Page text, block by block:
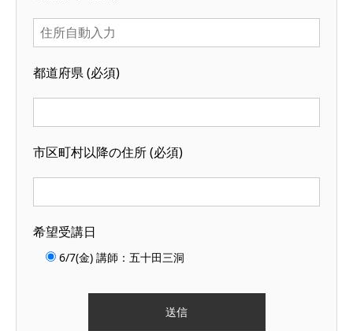
都道府県 (必須)
市区町村以降の住所 (必須)
希望受講日
6/7(金) 講師：五十田三洞